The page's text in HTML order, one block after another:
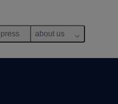
about us